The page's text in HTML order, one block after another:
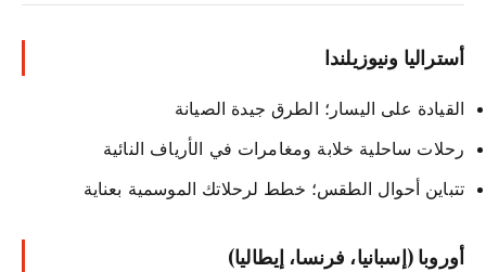
أستراليا ونيوزيلندا
القيادة على اليسار؛ الطرق جيدة الصيانة
رحلات ساحلية خلابة ومغامرات في الأرياف النائية
تتباين أحوال الطقس؛ خطط لرحلاتك الموسمية بعناية
أوروبا (إسبانيا، فرنسا، إيطاليا)